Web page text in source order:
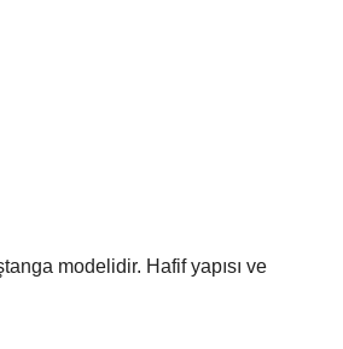
modelidir. Hafif yapısı ve